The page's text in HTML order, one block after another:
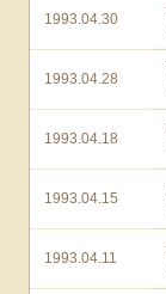
1993.04.30
1993.04.28
1993.04.18
1993.04.15
1993.04.11